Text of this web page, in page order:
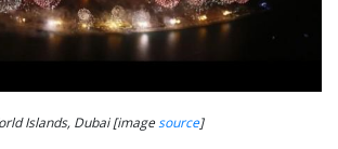
Islands, Dubai [imagesource]